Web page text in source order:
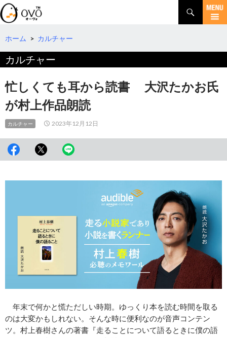
検
索
コ
テ
ツ
へ
ホーム > カルチャー
カルチャー
忙しくても耳から読書 大沢たかお氏
が村上作品朗読
カルチャー 2023年12月12日
年末で何かと慌ただしい時期。ゆっくり本を読む時間を取る
のは大変かもしれない。そんな時に便利なのが音声コンテン
ツ。村上春樹さんの著書『走ることについて語るときに僕の語